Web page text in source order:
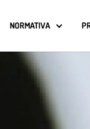
NORMATIVA